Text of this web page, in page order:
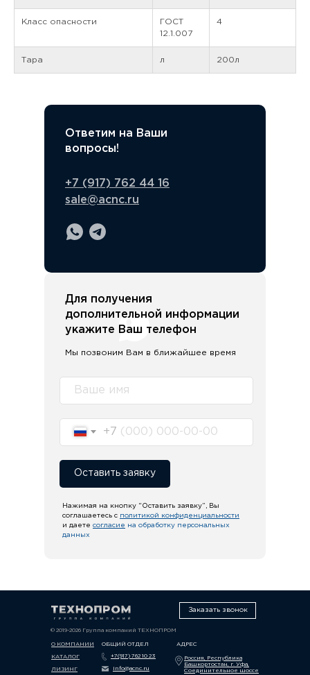
Класс опасности
ГОСТ
12.1.007
4
Тара л 200л
Ответим на Ваши
вопросы!
+7 (917) 762 44 16
sale@acnc.ru
Для получения
дополнительной информации
укажите Ваш телефон
Мы позвоним Вам в ближайшее время
Нажимая на кнопку “Оставить заявку”, Вы
соглашаетесь с политикой конфиденциальности
и даете согласие на обработку персональных
данных
+7
Оставить заявку
О КОМПАНИИ
КАТАЛОГ
ЛИЗИНГ
Заказать звонок
© 2019-2026 Группа компаний ТЕХНОПРОМ
АДРЕС
info@acnc.ru
Россия, Республика
Башкортостан, г. Уфа,
Соединительное шоссе
+7(917) 762 10 23
ОБЩИЙ ОТДЕЛ